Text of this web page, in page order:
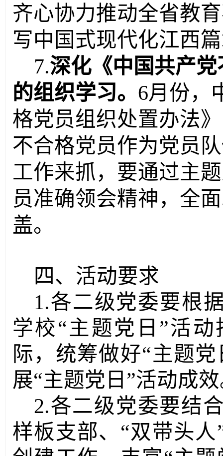
齐心协力推动全省教
写中国式现代化江西
7.深化《中国共产
的组织学习。 6月份，
格党员组织处置办法
不合格党员作为党员
工作来抓，要通过主
员准确领会精神，全
盖。
四、活动要求
1.各二级党委要根
学校“主题党日”活
际，统筹做好“主题
展“主题党日”活动成
2.各二级党委要结
样板支部、“双带头